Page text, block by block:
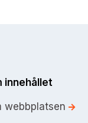
innehållet
webbplatsen